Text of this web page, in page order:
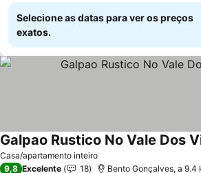
Selecione as datas para ver os preços
exatos.
Casa/apartamento inteiro
Galpao Rustico No Vale Dos
9,8 Excelente 18 Bento Gonçalves, a 9.4